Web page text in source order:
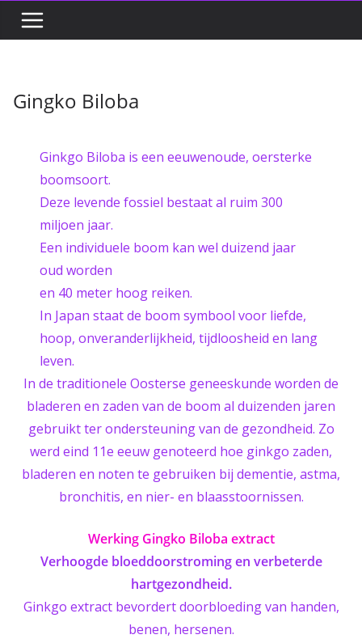
Gingko Biloba
Ginkgo Biloba is een eeuwenoude, oersterke
boomsoort.
Deze levende fossiel bestaat al ruim 300
miljoen jaar.
Een individuele boom kan wel duizend jaar
oud worden
en 40 meter hoog reiken.
In Japan staat de boom symbool voor liefde,
hoop, onveranderlijkheid, tijdloosheid en lang
leven.
In de traditionele Oosterse geneeskunde worden de
bladeren en zaden van de boom al duizenden jaren
gebruikt ter ondersteuning van de gezondheid. Zo
werd eind 11e eeuw genoteerd hoe ginkgo zaden,
bladeren en noten te gebruiken bij dementie, astma,
bronchitis, en nier- en blaasstoornissen.
Werking Gingko Biloba extract
Verhoogde bloeddoorstroming en verbeterde
hartgezondheid.
Ginkgo extract bevordert doorbloeding van handen,
benen, hersenen.